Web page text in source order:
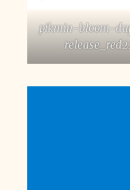
pikmin-bloom-